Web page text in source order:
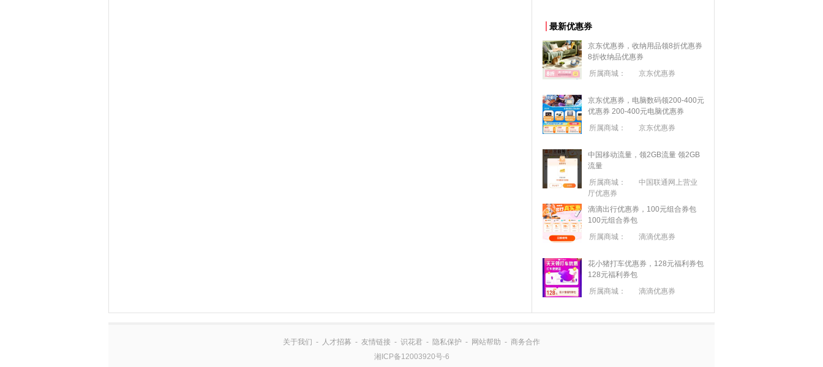
最新优惠券
京东优惠券，收纳用品领8折优惠券
8折收纳品优惠券
所属商城：
京东优惠券
京东优惠券，电脑数码领200-400元
优惠券 200-400元电脑优惠券
所属商城：
京东优惠券
中国移动流量，领2GB流量 领2GB
流量
所属商城：
中国联通网上营业
厅优惠券
滴滴出行优惠券，100元组合券包
100元组合券包
所属商城：
滴滴优惠券
花小猪打车优惠券，128元福利券包
128元福利券包
所属商城：
滴滴优惠券
关于我们 - 人才招募 - 友情链接 - 识花君 - 隐私保护 - 网站帮助 - 商务合作
湘ICP备12003920号-6